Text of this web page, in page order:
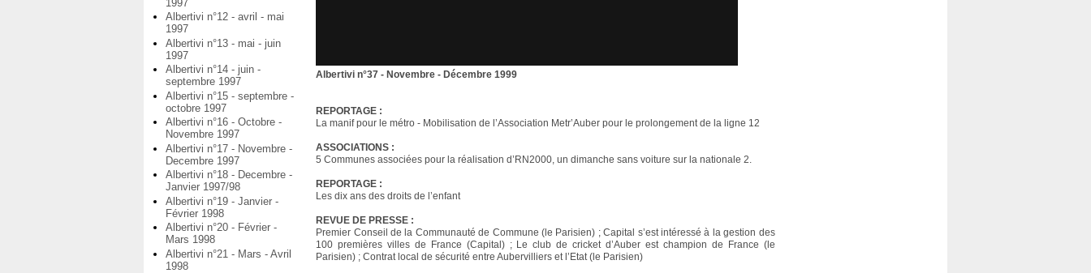
1997
Albertivi n°12 - avril - mai
1997
Albertivi n°13 - mai - juin
1997
Albertivi n°14 - juin -
septembre 1997
Albertivi n°15 - septembre -
octobre 1997
Albertivi n°16 - Octobre -
Novembre 1997
Albertivi n°17 - Novembre -
Decembre 1997
Albertivi n°18 - Decembre -
Janvier 1997/98
Albertivi n°19 - Janvier -
Février 1998
Albertivi n°20 - Février -
Mars 1998
Albertivi n°21 - Mars - Avril
1998
Albertivi n°37 - Novembre - Décembre 1999
REPORTAGE :
La manif pour le métro - Mobilisation de l’Association Metr’Auber pour le prolongement de la ligne 12
ASSOCIATIONS :
5 Communes associées pour la réalisation d’RN2000, un dimanche sans voiture sur la nationale 2.
REPORTAGE :
Les dix ans des droits de l’enfant
REVUE DE PRESSE :
Premier Conseil de la Communauté de Commune (le Parisien) ; Capital s’est intéressé à la gestion des
100 premières villes de France (Capital) ; Le club de cricket d’Auber est champion de France (le
Parisien) ; Contrat local de sécurité entre Aubervilliers et l’Etat (le Parisien)